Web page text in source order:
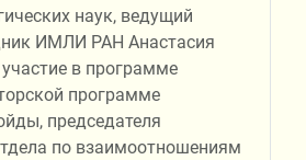
наук, ведущий
ИМЛИ РАН Анастасия
в программе
программе
председателя
по взаимоотношениям